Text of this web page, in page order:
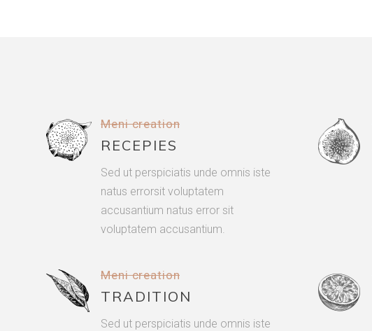
Meni creation
RECEPIES
Sed ut perspiciatis unde omnis iste
natus errorsit voluptatem
accusantium natus error sit
voluptatem accusantium.
Meni creation
TRADITION
Sed ut perspiciatis unde omnis iste